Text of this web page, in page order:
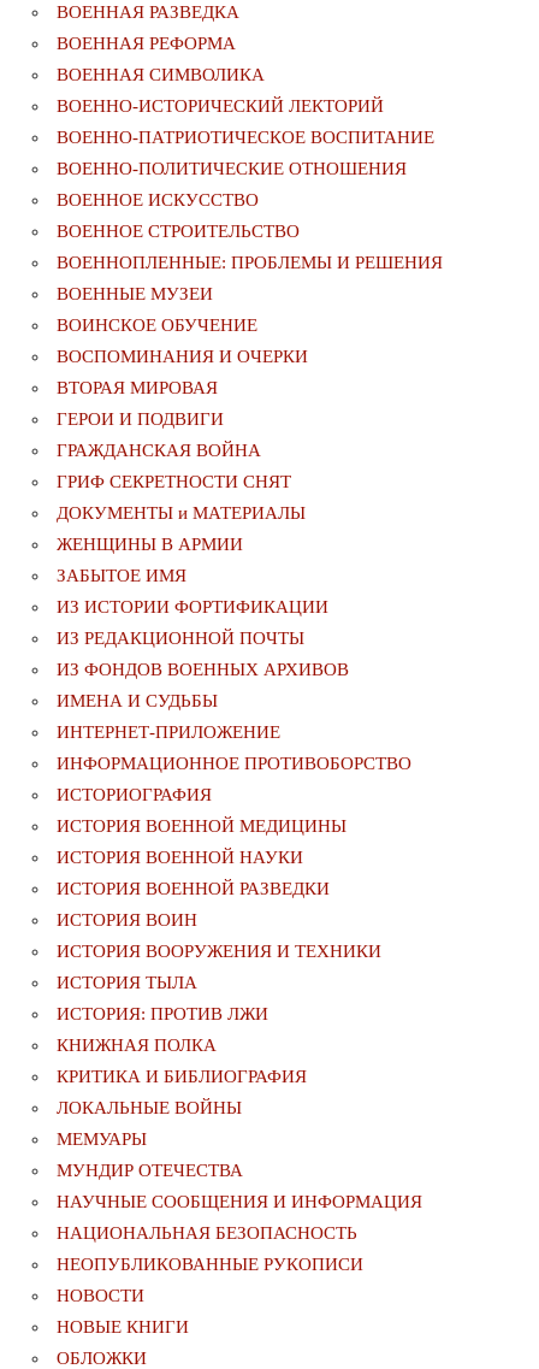
ВОЕННАЯ РАЗВЕДКА
ВОЕННАЯ РЕФОРМА
ВОЕННАЯ СИМВОЛИКА
ВОЕННО-ИСТОРИЧЕСКИЙ ЛЕКТОРИЙ
ВОЕННО-ПАТРИОТИЧЕСКОЕ ВОСПИТАНИЕ
ВОЕННО-ПОЛИТИЧЕСКИE ОТНОШЕНИЯ
ВОЕННОЕ ИСКУССТВО
ВОЕННОЕ СТРОИТЕЛЬСТВО
ВОЕННОПЛЕННЫЕ: ПРОБЛЕМЫ И РЕШЕНИЯ
ВОЕННЫЕ МУЗЕИ
ВОИНСКОЕ ОБУЧЕНИЕ
ВОСПОМИНАНИЯ И ОЧЕРКИ
ВТОРАЯ МИРОВАЯ
ГЕРОИ И ПОДВИГИ
ГРАЖДАНСКАЯ ВОЙНА
ГРИФ СЕКРЕТНОСТИ СНЯТ
ДОКУМЕНТЫ и МАТЕРИАЛЫ
ЖЕНЩИНЫ В АРМИИ
ЗАБЫТОЕ ИМЯ
ИЗ ИСТОРИИ ФОРТИФИКАЦИИ
ИЗ РЕДАКЦИОННОЙ ПОЧТЫ
ИЗ ФОНДОВ ВОЕННЫХ АРХИВОВ
ИМЕНА И СУДЬБЫ
ИНТЕРНЕТ-ПРИЛОЖЕНИЕ
ИНФОРМАЦИОННОЕ ПРОТИВОБОРСТВО
ИСТОРИОГРАФИЯ
ИСТОРИЯ ВОЕННОЙ МЕДИЦИНЫ
ИСТОРИЯ ВОЕННОЙ НАУКИ
ИСТОРИЯ ВОЕННОЙ РАЗВЕДКИ
ИСТОРИЯ ВОИН
ИСТОРИЯ ВООРУЖЕНИЯ И ТЕХНИКИ
ИСТОРИЯ ТЫЛА
ИСТОРИЯ: ПРОТИВ ЛЖИ
КНИЖНАЯ ПОЛКА
КРИТИКА И БИБЛИОГРАФИЯ
ЛОКАЛЬНЫЕ ВОЙНЫ
МЕМУАРЫ
МУНДИР ОТЕЧЕСТВА
НАУЧНЫЕ СООБЩЕНИЯ И ИНФОРМАЦИЯ
НАЦИОНАЛЬНАЯ БЕЗОПАСНОСТЬ
НЕОПУБЛИКОВАННЫЕ РУКОПИСИ
НОВОСТИ
НОВЫЕ КНИГИ
ОБЛОЖКИ